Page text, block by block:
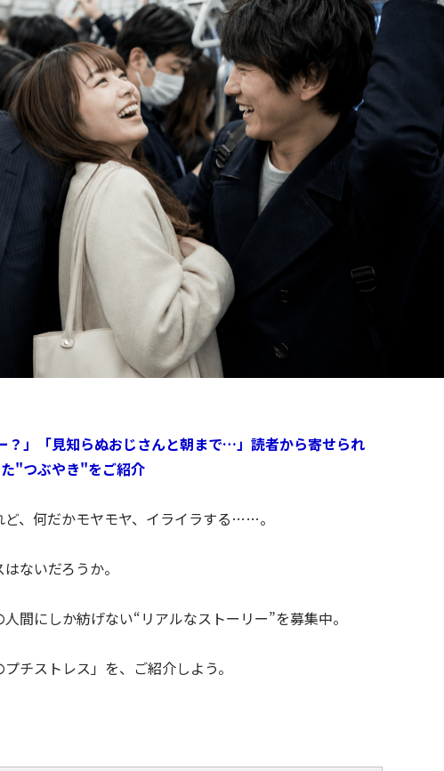
？」「見知らぬおじさんと朝まで…」読者から寄せられ
た"つぶやき"をご紹介
、何だかモヤモヤ、イライラする……。
ないだろうか。
間にしか紡げない“リアルなストーリー”を募集中。
チストレス」を、ご紹介しよう。